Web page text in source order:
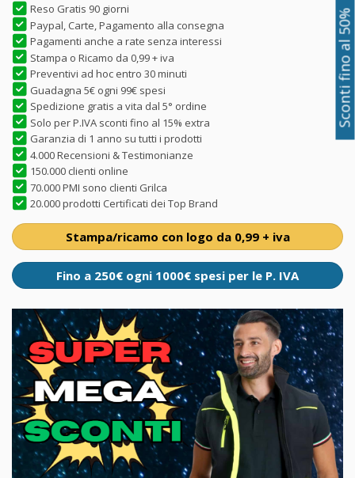
Reso Gratis 90 giorni
Paypal, Carte, Pagamento alla consegna
Pagamenti anche a rate senza interessi
Stampa o Ricamo da 0,99 + iva
Preventivi ad hoc entro 30 minuti
Guadagna 5€ ogni 99€ spesi
Spedizione gratis a vita dal 5° ordine
Solo per P.IVA sconti fino al 15% extra
Garanzia di 1 anno su tutti i prodotti
4.000 Recensioni & Testimonianze
150.000 clienti online
70.000 PMI sono clienti Grilca
20.000 prodotti Certificati dei Top Brand
Stampa/ricamo con logo da 0,99 + iva
Fino a 250€ ogni 1000€ spesi per le P. IVA
Sconti fino al 50%